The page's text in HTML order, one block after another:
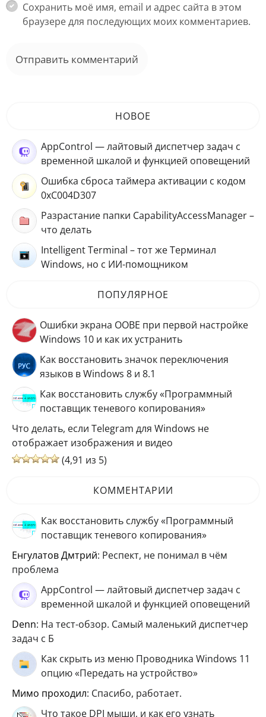
Сохранить моё имя, email и адрес сайта в этом
браузере для последующих моих комментариев.
НОВОЕ
AppControl — лайтовый диспетчер задач с
временной шкалой и функцией оповещений
Ошибка сброса таймера активации с кодом
0xC004D307
Разрастание папки CapabilityAccessManager –
что делать
Intelligent Terminal – тот же Терминал
Windows, но с ИИ-помощником
ПОПУЛЯРНОЕ
Ошибки экрана OOBE при первой настройке
Windows 10 и как их устранить
Как восстановить значок переключения
языков в Windows 8 и 8.1
Как восстановить службу «Программный
поставщик теневого копирования»
Что делать, если Telegram для Windows не
отображает изображения и видео
(4,91 из 5)
КОММЕНТАРИИ
Как восстановить службу «Программный
поставщик теневого копирования»
Енгулатов Дмтрий: Респект, не понимал в чём
проблема
AppControl — лайтовый диспетчер задач с
временной шкалой и функцией оповещений
Denn: На тест-обзор. Самый маленький диспетчер
задач с Б
Как скрыть из меню Проводника Windows 11
опцию «Передать на устройство»
мимо проходил: Спасибо, работает.
Что такое DPI мыши, и как его узнать